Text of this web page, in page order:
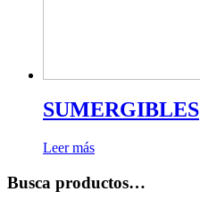
SUMERGIBLES
Leer más
Busca productos…